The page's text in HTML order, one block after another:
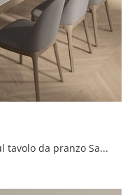
Vuoi avere ulteriori informazioni sul tavolo da pranzo Savoy di Tomasella? Clicca e ottieni informazioni sui modelli fissi della firma.